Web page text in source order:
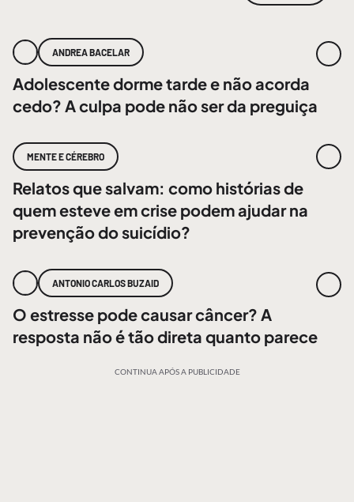
ANDREA BACELAR
Adolescente dorme tarde e não acorda
cedo? A culpa pode não ser da preguiça
MENTE E CÉREBRO
Relatos que salvam: como histórias de
quem esteve em crise podem ajudar na
prevenção do suicídio?
ANTONIO CARLOS BUZAID
O estresse pode causar câncer? A
resposta não é tão direta quanto parece
CONTINUA APÓS A PUBLICIDADE